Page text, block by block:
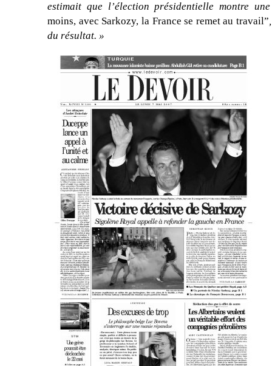
estimait que l’élection présidentielle montre
moins, avec Sarkozy, la France se remet au travail”
du résultat. »